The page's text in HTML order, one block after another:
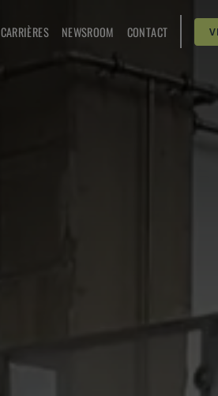
CARRIÈRES NEWSROOM CONTACT